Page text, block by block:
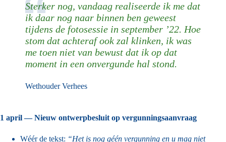
Sterker nog, vandaag realiseerde ik me dat
ik daar nog naar binnen ben geweest
tijdens de fotosessie in september ’22. Hoe
stom dat achteraf ook zal klinken, ik was
me toen niet van bewust dat ik op dat
moment in een onvergunde hal stond.
Wethouder Verhees
1 april — Nieuw ontwerpbesluit op vergunningsaanvraag
Wéér de tekst: “Het is nog géén vergunning en u mag niet